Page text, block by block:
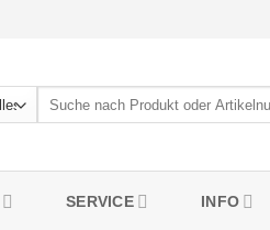
SERVICE INFO